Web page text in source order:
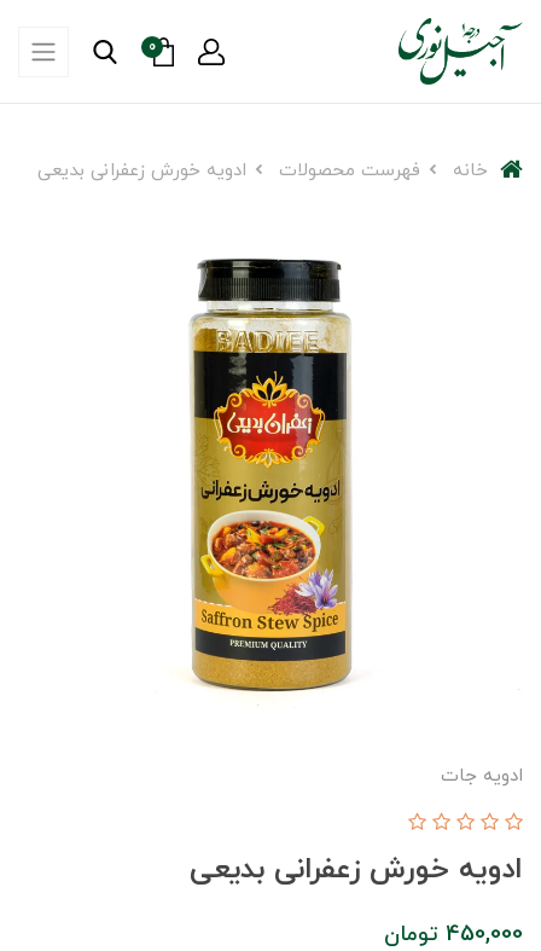
0
خانه فهرست محصولات ادویه خورش زعفرانی بدیعی
ادویه جات
ادویه خورش زعفرانی بدیعی
450,000 تومان